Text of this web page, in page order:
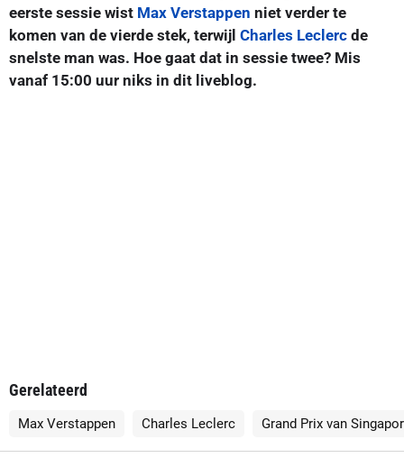
eerste sessie wist Max Verstappen niet verder te
komen van de vierde stek, terwijl Charles Leclerc de
snelste man was. Hoe gaat dat in sessie twee? Mis
vanaf 15:00 uur niks in dit liveblog.
Gerelateerd
Max Verstappen Charles Leclerc Grand Prix van